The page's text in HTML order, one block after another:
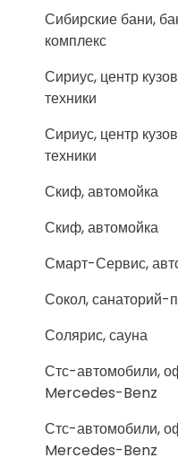
Сибирские бани,
комплекс
Сириус, центр
техники
Сириус, центр
техники
Скиф, автомойка
Скиф, автомойка
Смарт-Сервис,
Сокол, санаторий-
Солярис, сауна
Стс-автомобили,
Mercedes-Benz
Стс-автомобили,
Mercedes-Benz